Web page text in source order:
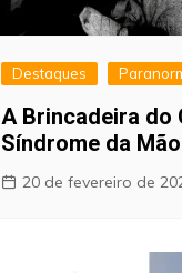
Destaques
A Brincadeira do
Síndrome da
20 de fevereiro de